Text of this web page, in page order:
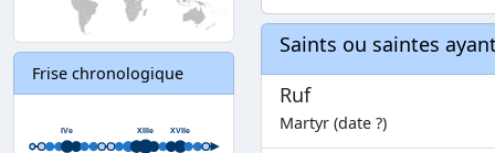
Frise chronologique
Saints ou saintes
Ruf
Martyr (date ?)